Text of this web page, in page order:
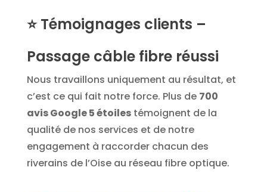
⭐ Témoignages clients –
Passage câble fibre réussi
Nous travaillons uniquement au résultat, et
c’est ce qui fait notre force. Plus de 700
avis Google 5 étoilestémoignent de la
qualité de nos services et de notre
engagement à raccorder chacun des
riverains de l’Oise au réseau fibre optique.